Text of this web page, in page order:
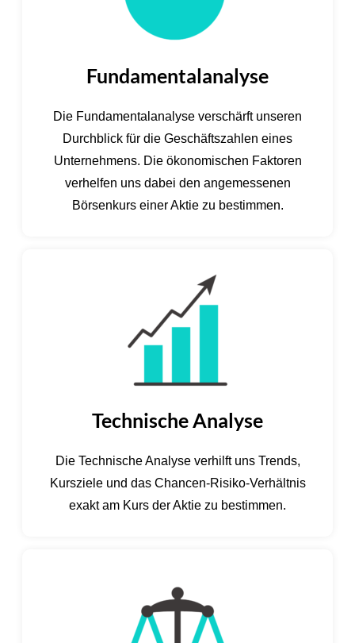
Fundamentalanalyse
Die Fundamentalanalyse verschärft unseren
Durchblick für die Geschäftszahlen eines
Unternehmens. Die ökonomischen Faktoren
verhelfen uns dabei den angemessenen
Börsenkurs einer Aktie zu bestimmen.
Technische Analyse
Die Technische Analyse verhilft uns Trends,
Kursziele und das Chancen-Risiko-Verhältnis
exakt am Kurs der Aktie zu bestimmen.